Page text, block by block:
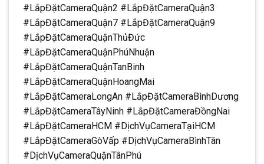
#LắpĐặtCameraQuận2 #LắpĐặtCameraQuận3
#LắpĐặtCameraQuận7 #LắpĐặtCameraQuận9
#LắpĐặtCameraQuậnThủĐức
#LắpĐặtCameraQuậnPhúNhuận
#LắpĐặtCameraQuậnTanBinh
#LắpĐặtCameraQuậnHoangMai
#LắpĐặtCameraLongAn #LắpĐặtCameraBìnhDương
#LắpĐặtCameraTâyNinh #LắpĐặtCameraĐồngNai
#LắpĐặtCameraHCM #DịchVụCameraTạiHCM
#LắpĐặtCameraGòVấp #DịchVụCameraBìnhTân
#DịchVụCameraQuậnTânPhú